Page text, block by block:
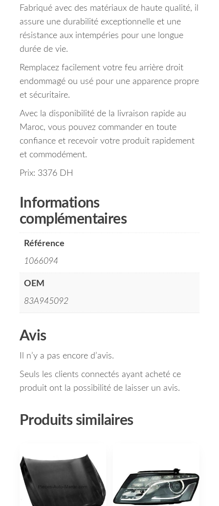
Fabriqué avec des matériaux de haute qualité, il
assure une durabilité exceptionnelle et une
résistance aux intempéries pour une longue
durée de vie.
Remplacez facilement votre feu arrière droit
endommagé ou usé pour une apparence propre
et sécuritaire.
Avec la disponibilité de la livraison rapide au
Maroc, vous pouvez commander en toute
confiance et recevoir votre produit rapidement
et commodément.
Prix: 3376 DH
Informations
complémentaires
Référence
1066094
OEM
83A945092
Avis
Il n’y a pas encore d’avis.
Seuls les clients connectés ayant acheté ce
produit ont la possibilité de laisser un avis.
Produits similaires